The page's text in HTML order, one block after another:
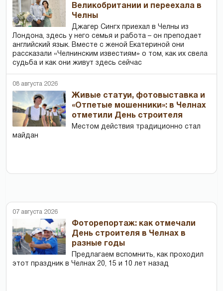
Великобритании и переехала в
Челны
Джагер Сингх приехал в Челны из
Лондона, здесь у него семья и работа – он преподает
английский язык. Вместе с женой Екатериной они
рассказали «Челнинским известиям» о том, как их свела
судьба и как они живут здесь сейчас
08 августа 2026
Живые статуи, фотовыставка и
«Отпетые мошенники»: в Челнах
отметили День строителя
Местом действия традиционно стал
майдан
07 августа 2026
Фоторепортаж: как отмечали
День строителя в Челнах в
разные годы
Предлагаем вспомнить, как проходил
этот праздник в Челнах 20, 15 и 10 лет назад